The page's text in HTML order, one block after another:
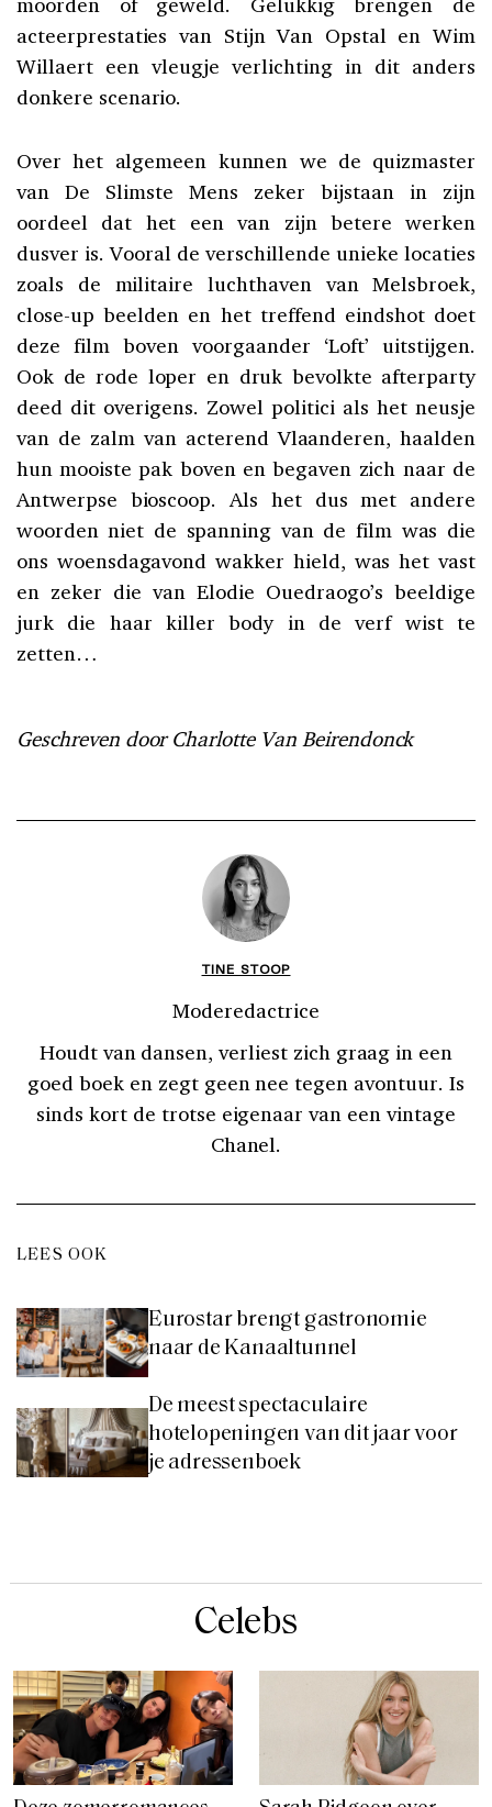
acteerprestaties van Stijn Van Opstal en Wim
Willaert een vleugje verlichting in dit anders
donkere scenario.
Over het algemeen kunnen we de quizmaster
van De Slimste Mens zeker bijstaan in zijn
oordeel dat het een van zijn betere werken
dusver is. Vooral de verschillende unieke locaties
zoals de militaire luchthaven van Melsbroek,
close-up beelden en het treffend eindshot doet
deze film boven voorgaander ‘Loft’ uitstijgen.
Ook de rode loper en druk bevolkte afterparty
deed dit overigens. Zowel politici als het neusje
van de zalm van acterend Vlaanderen, haalden
hun mooiste pak boven en begaven zich naar de
Antwerpse bioscoop. Als het dus met andere
woorden niet de spanning van de film was die
ons woensdagavond wakker hield, was het vast
en zeker die van Elodie Ouedraogo’s beeldige
jurk die haar killer body in de verf wist te
zetten…
Geschreven door Charlotte Van Beirendonck
TINE STOOP
Moderedactrice
Houdt van dansen, verliest zich graag in een
goed boek en zegt geen nee tegen avontuur. Is
sinds kort de trotse eigenaar van een vintage
Chanel.
LEES OOK
Eurostar brengt gastronomie
naar de Kanaaltunnel
De meest spectaculaire
hotelopeningen van dit jaar voor
je adressenboek
Celebs